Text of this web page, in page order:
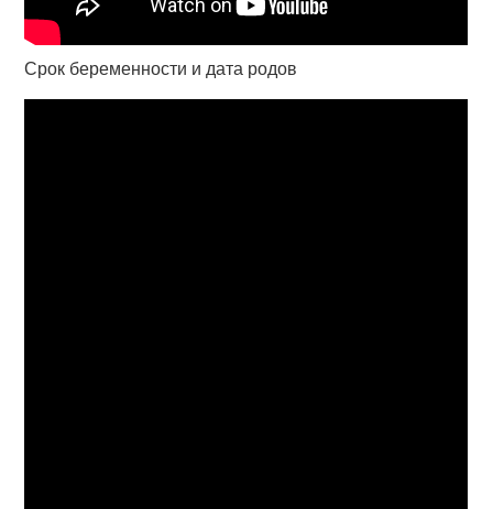
Срок беременности и дата родов